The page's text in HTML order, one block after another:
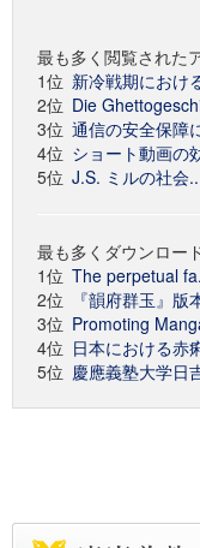
最も多く閲覧された
1位 新冷戦期におけ
2位 Die
3位 通信の安全保障
4位 ショート動画の
5位 J.S. ミルの社会
最も多くダウンロー
1位 The perpetual
2位
『韻府群玉』版
3位 Promoting
4位 日本における赤
5位 慶應義塾大学日